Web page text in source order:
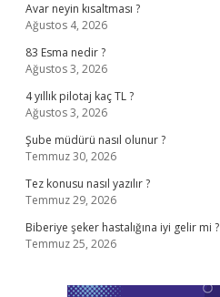
Avar neyin kısaltması ?
Ağustos 4, 2026
83 Esma nedir ?
Ağustos 3, 2026
4 yıllık pilotaj kaç TL ?
Ağustos 3, 2026
Şube müdürü nasıl olunur ?
Temmuz 30, 2026
Tez konusu nasıl yazılır ?
Temmuz 29, 2026
Biberiye şeker hastalığına iyi gelir mi ?
Temmuz 25, 2026